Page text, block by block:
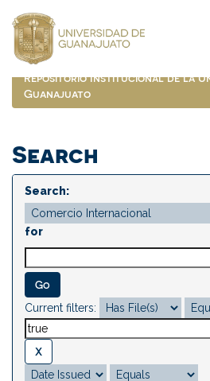
navigation
Repositorio Institucional de la
Guanajuato
Search
Search:
for
Current filters: